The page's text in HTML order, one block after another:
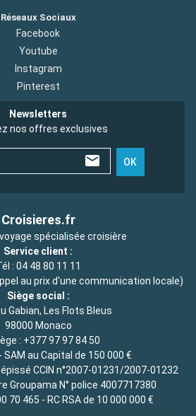
Réseaux Sociaux
Facebook
Youtube
Instagram
Pinterest
Newsletters
nos offres exclusives
OK
Croisieres.fr
spécialisée croisière
Service client :
: 04 48 80 11 11
au prix d'une communication locale)
Siège social :
Gabian, Les Flots Bleus
98000 Monaco
: +377 97 97 84 50
- SAM au Capital de 150 000 €
CCIN n°2007-01231/2007-01232
Groupama N° police 4007717380
70 465 - RC RSA de 10 000 000 €